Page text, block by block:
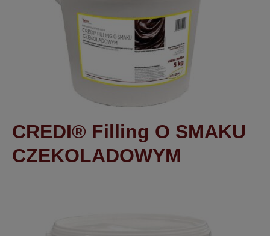
CREDI® Filling O SMAKU
CZEKOLADOWYM